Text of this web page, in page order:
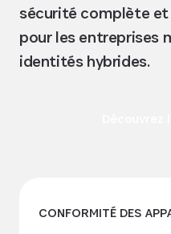
sécurité complète
pour les entreprises
identités hybrides.
CONFORMITÉ DES